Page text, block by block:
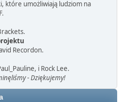
które umożliwiają ludziom na
Recordon.
i Rock Lee.
- Dziękujemy!